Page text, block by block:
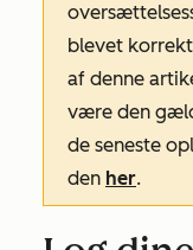
blevet
af denne
være den
de seneste
den her.